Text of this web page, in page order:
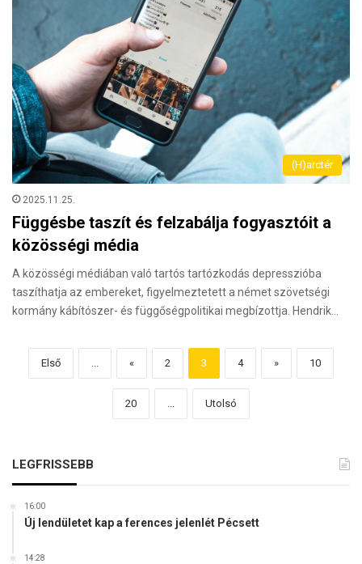
(H)arctér
2025.11.25.
Függésbe taszít és felzabálja fogyasztóit a
közösségi média
A közösségi médiában való tartós tartózkodás depresszióba
taszíthatja az embereket, figyelmeztetett a német szövetségi
kormány kábítószer- és függőségpolitikai megbízottja. Hendrik…
Első ... « 2 3 4 » 10
20 ... Utolsó
LEGFRISSEBB
16:00
Új lendületet kap a ferences jelenlét Pécsett
14:28